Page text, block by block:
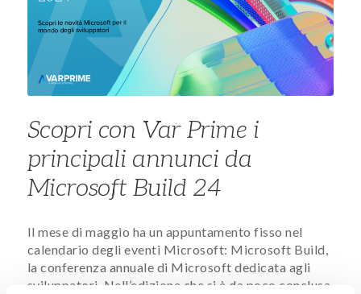
Scopri con Var Prime i
principali annunci da
Microsoft Build 24
Il mese di maggio ha un appuntamento fisso nel
calendario degli eventi Microsoft: Microsoft Build,
la conferenza annuale di Microsoft dedicata agli
sviluppatori. Nell’edizione che si è da poco conclusa,